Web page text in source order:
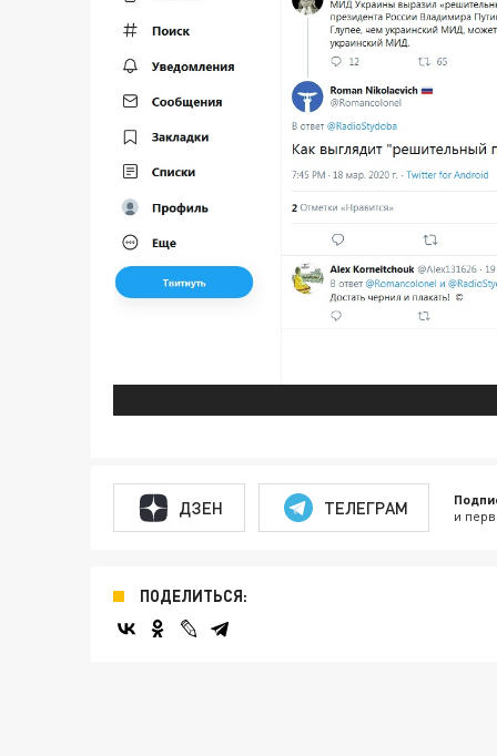
ДЗЕН ТЕЛЕГРАМ и
ПОДЕЛИТЬСЯ: